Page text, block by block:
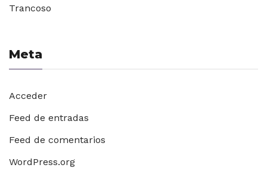
Trancoso
Meta
Acceder
Feed de entradas
Feed de comentarios
WordPress.org